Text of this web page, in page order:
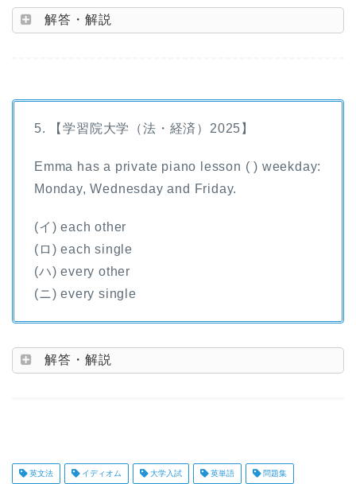
解答・解説
5. 【学習院大学（法・経済）2025】
Emma has a private piano lesson ( ) weekday:
Monday, Wednesday and Friday.
(イ) each other
(ロ) each single
(ハ) every other
(ニ) every single
解答・解説
英文法 イディオム 大学入試 英単語 問題集